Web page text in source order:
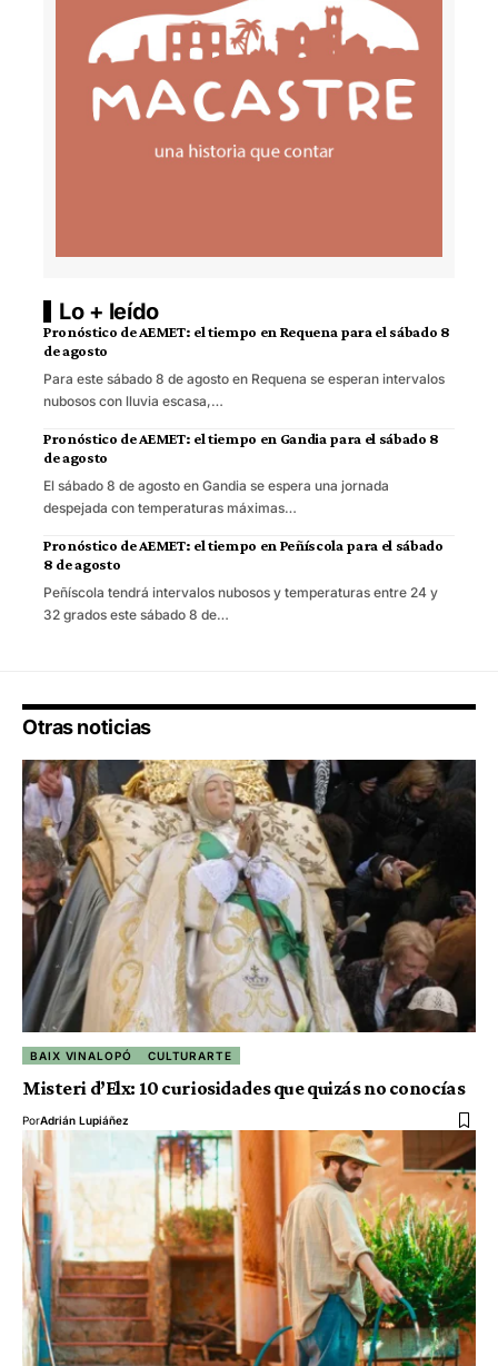
Lo + leído
Pronóstico de AEMET: el tiempo en Requena para el sábado 8
de agosto
Para este sábado 8 de agosto en Requena se esperan intervalos
nubosos con lluvia escasa,…
Pronóstico de AEMET: el tiempo en Gandia para el sábado 8
de agosto
El sábado 8 de agosto en Gandia se espera una jornada
despejada con temperaturas máximas…
Pronóstico de AEMET: el tiempo en Peñíscola para el sábado
8 de agosto
Peñíscola tendrá intervalos nubosos y temperaturas entre 24 y
32 grados este sábado 8 de…
Otras noticias
BAIX VINALOPÓ CULTURARTE
Misteri d’Elx: 10 curiosidades que quizás no conocías
PorAdrián Lupiáñez